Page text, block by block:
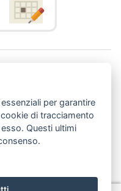
elettronica certificata)
per garantire
di tracciamento
Questi ultimi